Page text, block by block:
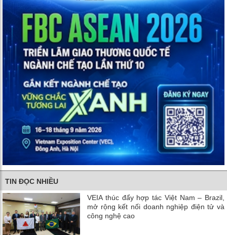
TIN ĐỌC NHIỀU
VEIA thúc đẩy hợp tác Việt Nam – Brazil,
mở rộng kết nối doanh nghiệp điện tử và
công nghệ cao